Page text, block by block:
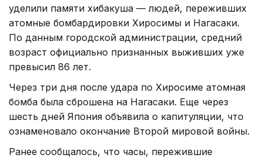
уделили памяти хибакуша — людей, переживших
атомные бомбардировки Хиросимы и Нагасаки.
По данным городской администрации, средний
возраст официально признанных выживших уже
превысил 86 лет.
Через три дня после удара по Хиросиме атомная
бомба была сброшена на Нагасаки. Еще через
шесть дней Япония объявила о капитуляции, что
ознаменовало окончание Второй мировой войны.
Ранее сообщалось, что часы, пережившие